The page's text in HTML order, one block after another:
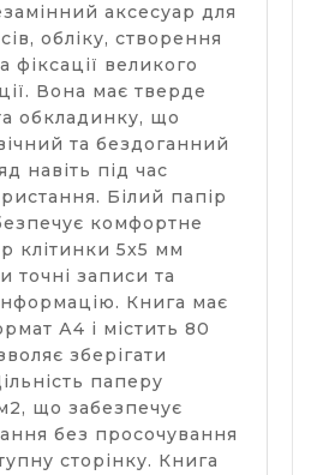
аксесуар для
обліку, створення
фіксації великого
Вона має тверде
обкладинку, що
та бездоганний
навіть під час
Білий папір
комфортне
клітинки 5x5 мм
точні записи та
Книга має
А4 і містить 80
зберігати
паперу
що забезпечує
без просочування
сторінку. Книга